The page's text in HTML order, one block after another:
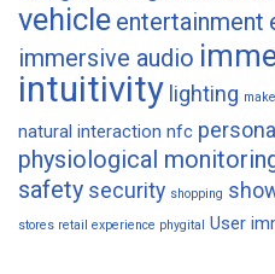
vehicle entertainment
immersive audio
intuitivity lighting
natural interaction nfc
physiological
safety security shopping
stores retail experience phygital User